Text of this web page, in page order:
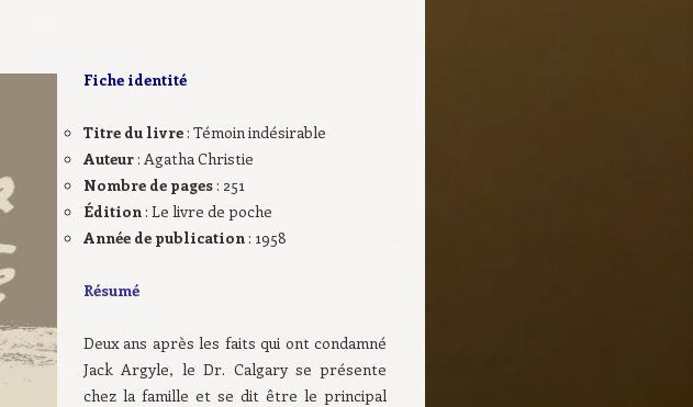
Fiche identité
Titre du livre: Témoin indésirable
Auteur: Agatha Christie
Nombre de pages: 251
Édition: Le livre de poche
Année de publication: 1958
Résumé
Deux ans après les faits qui ont condamné
Jack Argyle, le Dr. Calgary se présente
chez la famille et se dit être le principal